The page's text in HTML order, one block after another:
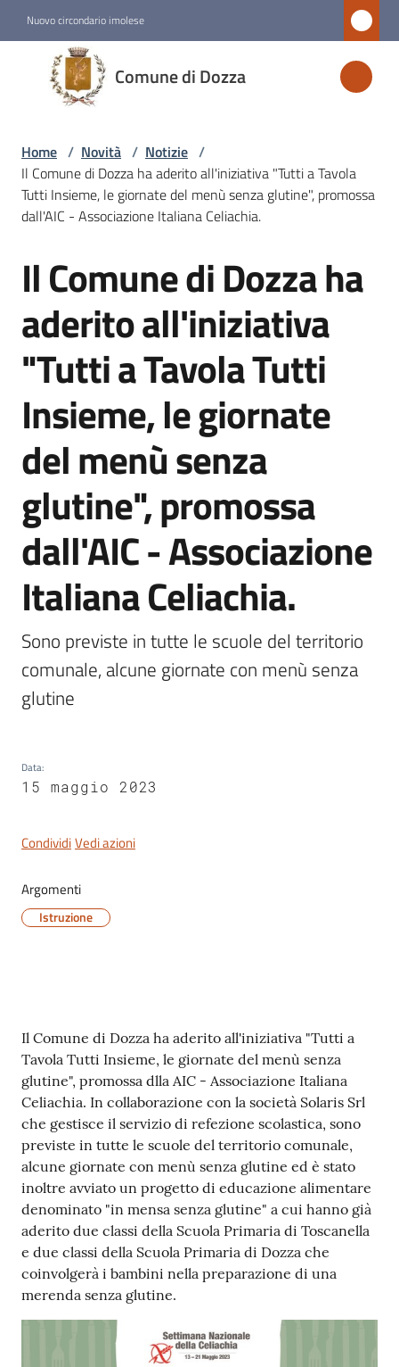
Nuovo circondario imolese
Comune di Dozza
Comune
di
Dozza
Amministrazione
Menu selezionato
Servizi
Vivere
Dozza
Servizi
on-
line
Tutti
gli
Seguici
Home / Novità / Notizie /
Il Comune di Dozza ha aderito all'iniziativa "Tutti a Tavola
Tutti Insieme, le giornate del menù senza glutine", promossa
dall'AIC - Associazione Italiana Celiachia.
Salta al contenuto
Il Comune di Dozza ha
aderito all'iniziativa
"Tutti a Tavola Tutti
Insieme, le giornate
del menù senza
glutine", promossa
dall'AIC - Associazione
Italiana Celiachia.
Sono previste in tutte le scuole del territorio
comunale, alcune giornate con menù senza
glutine
Data:
15 maggio 2023
CondividiVedi azioni
Argomenti
Istruzione
Contenuto
Il Comune di Dozza ha aderito all'iniziativa "Tutti a
Tavola Tutti Insieme, le giornate del menù senza
glutine", promossa dlla AIC - Associazione Italiana
Celiachia. In collaborazione con la società Solaris Srl
che gestisce il servizio di refezione scolastica, sono
previste in tutte le scuole del territorio comunale,
alcune giornate con menù senza glutine ed è stato
inoltre avviato un progetto di educazione alimentare
denominato "in mensa senza glutine" a cui hanno già
aderito due classi della Scuola Primaria di Toscanella
e due classi della Scuola Primaria di Dozza che
coinvolgerà i bambini nella preparazione di una
merenda senza glutine.